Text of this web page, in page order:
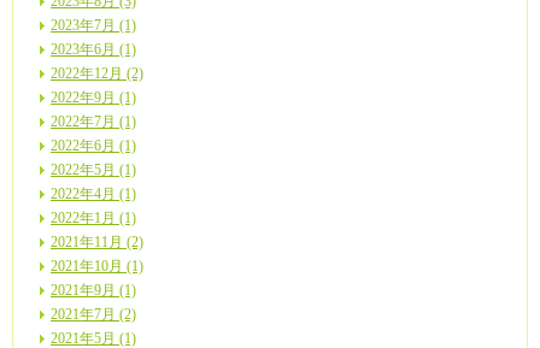
2023年7月 (1)
2023年6月 (1)
2022年12月 (2)
2022年9月 (1)
2022年7月 (1)
2022年6月 (1)
2022年5月 (1)
2022年4月 (1)
2022年1月 (1)
2021年11月 (2)
2021年10月 (1)
2021年9月 (1)
2021年7月 (2)
2021年5月 (1)